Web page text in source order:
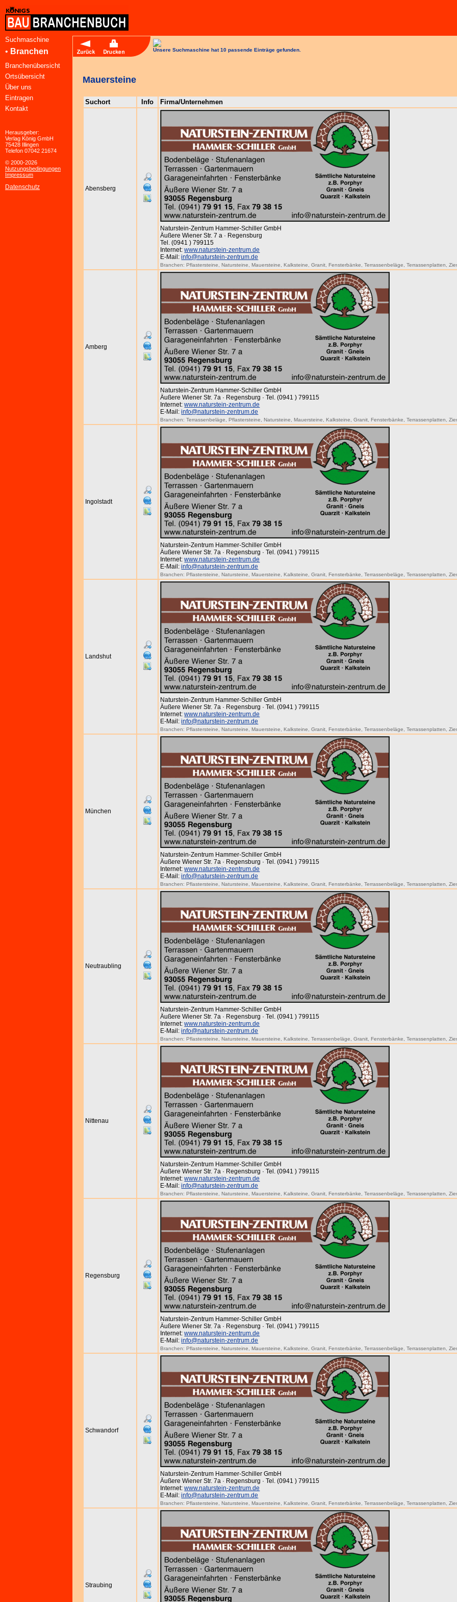
Suchmaschine
• Branchen
Branchenübersicht
Ortsübersicht
Über uns
Eintragen
Kontakt
Herausgeber:
Verlag König GmbH
75428 Illingen
Telefon 07042 21674
© 2000-2026
Nutzungsbedingungen
Impressum
Datenschutz
Unsere Suchmaschine hat 10 passende Einträge gefunden.
Mauersteine
Suchort Info Firma/Unternehmen
Abensberg
Naturstein-Zentrum Hammer-Schiller GmbH
Äußere Wiener Str. 7 a · Regensburg
Tel. (0941 ) 799115
Internet:www.naturstein-zentrum.de
E-Mail:info@naturstein-zentrum.de
Branchen:Pflastersteine ,Natursteine ,Mauersteine ,Kalksteine ,Granit ,Fensterbänke ,Terrassenbeläge ,Terrassenplatten ,
Amberg
Naturstein-Zentrum Hammer-Schiller GmbH
Äußere Wiener Str. 7a · Regensburg · Tel. (0941 ) 799115
Internet:www.naturstein-zentrum.de
E-Mail:info@naturstein-zentrum.de
Branchen:Terrassenbeläge ,Pflastersteine ,Natursteine ,Mauersteine ,Kalksteine ,Granit ,Fensterbänke ,Terrassenplatten ,
Ingolstadt
Naturstein-Zentrum Hammer-Schiller GmbH
Äußere Wiener Str. 7a · Regensburg · Tel. (0941 ) 799115
Internet:www.naturstein-zentrum.de
E-Mail:info@naturstein-zentrum.de
Branchen:Pflastersteine ,Natursteine ,Mauersteine ,Kalksteine ,Granit ,Fensterbänke ,Terrassenbeläge ,Terrassenplatten ,
Landshut
Naturstein-Zentrum Hammer-Schiller GmbH
Äußere Wiener Str. 7a · Regensburg · Tel. (0941 ) 799115
Internet:www.naturstein-zentrum.de
E-Mail:info@naturstein-zentrum.de
Branchen:Pflastersteine ,Natursteine ,Mauersteine ,Kalksteine ,Granit ,Fensterbänke ,Terrassenbeläge ,Terrassenplatten ,
München
Naturstein-Zentrum Hammer-Schiller GmbH
Äußere Wiener Str. 7a · Regensburg · Tel. (0941 ) 799115
Internet:www.naturstein-zentrum.de
E-Mail:info@naturstein-zentrum.de
Branchen:Pflastersteine ,Natursteine ,Mauersteine ,Kalksteine ,Granit ,Fensterbänke ,Terrassenbeläge ,Terrassenplatten ,
Neutraubling
Naturstein-Zentrum Hammer-Schiller GmbH
Äußere Wiener Str. 7a · Regensburg · Tel. (0941 ) 799115
Internet:www.naturstein-zentrum.de
E-Mail:info@naturstein-zentrum.de
Branchen:Pflastersteine ,Natursteine ,Mauersteine ,Kalksteine ,Terrassenbeläge ,Granit ,Fensterbänke ,Terrassenplatten ,
Nittenau
Naturstein-Zentrum Hammer-Schiller GmbH
Äußere Wiener Str. 7a · Regensburg · Tel. (0941 ) 799115
Internet:www.naturstein-zentrum.de
E-Mail:info@naturstein-zentrum.de
Branchen:Pflastersteine ,Natursteine ,Mauersteine ,Kalksteine ,Granit ,Fensterbänke ,Terrassenbeläge ,Terrassenplatten ,
Regensburg
Naturstein-Zentrum Hammer-Schiller GmbH
Äußere Wiener Str. 7a · Regensburg · Tel. (0941 ) 799115
Internet:www.naturstein-zentrum.de
E-Mail:info@naturstein-zentrum.de
Branchen:Pflastersteine ,Natursteine ,Mauersteine ,Kalksteine ,Granit ,Fensterbänke ,Terrassenbeläge ,Terrassenplatten ,
Schwandorf
Naturstein-Zentrum Hammer-Schiller GmbH
Äußere Wiener Str. 7a · Regensburg · Tel. (0941 ) 799115
Internet:www.naturstein-zentrum.de
E-Mail:info@naturstein-zentrum.de
Branchen:Pflastersteine ,Natursteine ,Mauersteine ,Kalksteine ,Granit ,Fensterbänke ,Terrassenbeläge ,Terrassenplatten ,
Straubing